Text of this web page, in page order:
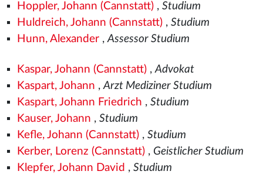
Hoppler, Johann (Cannstatt), Studium
Huldreich, Johann (Cannstatt), Studium
Hunn, Alexander,Assessor Studium
Kaspar, Johann (Cannstatt),Advokat
Kaspart, Johann ,Arzt Mediziner Studium
Kaspart, Johann Friedrich , Studium
Kauser, Johann , Studium
Kefle, Johann (Cannstatt), Studium
Kerber, Lorenz (Cannstatt), Geistlicher Studium
Klepfer, Johann David , Studium